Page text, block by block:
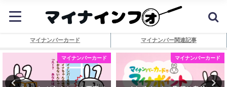
マイナンバーカード マイナンバー関連記事
マイナンバーカード マイナンバーカード